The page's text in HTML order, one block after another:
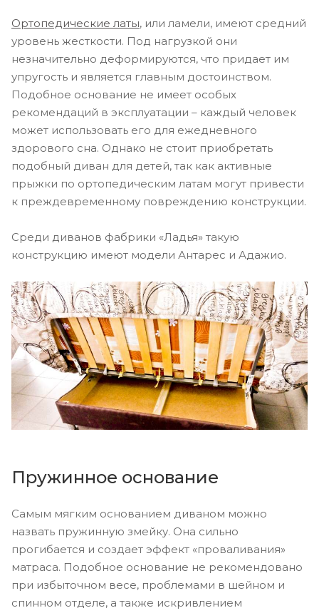
Ортопедические латы, или ламели, имеют средний
уровень жесткости. Под нагрузкой они
незначительно деформируются, что придает им
упругость и является главным достоинством.
Подобное основание не имеет особых
рекомендаций в эксплуатации – каждый человек
может использовать его для ежедневного
здорового сна. Однако не стоит приобретать
подобный диван для детей, так как активные
прыжки по ортопедическим латам могут привести
к преждевременному повреждению конструкции.
Среди диванов фабрики «Ладья» такую
конструкцию имеют модели Антарес и Адажио.
Пружинное основание
Самым мягким основанием диваном можно
назвать пружинную змейку. Она сильно
прогибается и создает эффект «проваливания»
матраса. Подобное основание не рекомендовано
при избыточном весе, проблемами в шейном и
спинном отделе, а также искривлением